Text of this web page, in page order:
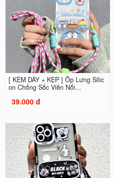
[ KÈM DÂY + KẸP ] Ốp Lưng Silic
on Chống Sốc Viền Nổi...
39.000 đ